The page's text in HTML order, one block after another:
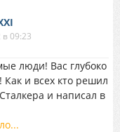
09:23
люди! Вас глубоко
Как и всех кто решил
и написал в